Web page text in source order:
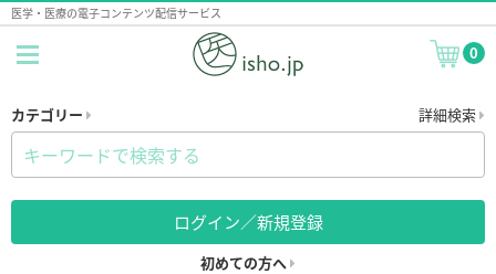
医学・医療の電子コンテンツ配信サービス
0
カテゴリー 詳細検索
ログイン／新規登録
初めての方へ